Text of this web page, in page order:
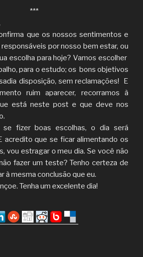
***
que os nossos sentimentos e
por nosso bem estar, ou
escolha para hoje? Vamos escolher
para o estudo; os bons objetivos
disposição, sem reclamações! E
ruim aparecer, recorramos à
está neste post e que deve nos
se fizer boas escolhas, o dia será
acredito que se ficar alimentando os
vou estragar o meu dia. Se você não
fazer um teste? Tenho certeza de
à mesma conclusão que eu.
Tenha um excelente dia!